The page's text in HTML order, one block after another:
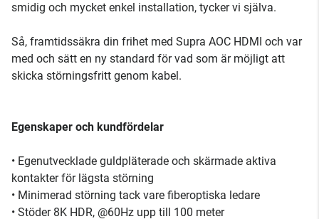
smidig och mycket enkel installation, tycker vi själva.
Så, framtidssäkra din frihet med Supra AOC HDMI och var
med och sätt en ny standard för vad som är möjligt att
skicka störningsfritt genom kabel.
Egenskaper och kundfördelar
• Egenutvecklade guldpläterade och skärmade aktiva
kontakter för lägsta störning
• Minimerad störning tack vare fiberoptiska ledare
• Stöder 8K HDR, @60Hz upp till 100 meter